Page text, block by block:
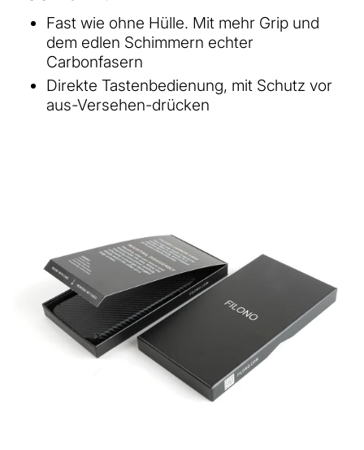
Fast wie ohne Hülle. Mit mehr Grip und
dem edlen Schimmern echter
Carbonfasern
Direkte Tastenbedienung, mit Schutz vor
aus-Versehen-drücken